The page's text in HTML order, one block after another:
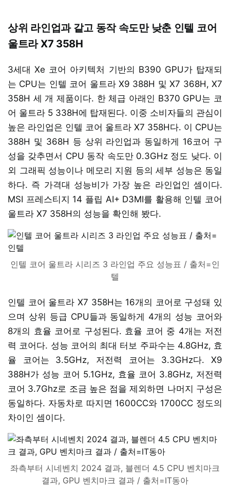
상위 라인업과 같고 동작 속도만 낮춘 인텔 코어
울트라 X7 358H
3세대 Xe 코어 아키텍처 기반의 B390 GPU가 탑재되
는 CPU는 인텔 코어 울트라 X9 388H 및 X7 368H, X7
358H 세 개 제품이다. 한 체급 아래인 B370 GPU는 코
어 울트라 5 338H에 탑재된다. 이중 소비자들의 관심이
높은 라인업은 인텔 코어 울트라 X7 358H다. 이 CPU는
388H 및 368H 등 상위 라인업과 동일하게 16코어 구
성을 갖추면서 CPU 동작 속도만 0.3GHz 정도 낮다. 이
외 그래픽 성능이나 메모리 지원 등의 세부 성능은 동일
하다. 즉 가격대 성능비가 가장 높은 라인업인 셈이다.
MSI 프레스티지 14 플립 AI+ D3MI를 활용해 인텔 코어
울트라 X7 358H의 성능을 확인해 봤다.
인텔 코어 울트라 시리즈 3 라인업 주요 성능표 / 출처=인
텔
인텔 코어 울트라 X7 358H는 16개의 코어로 구성돼 있
으며 상위 등급 CPU들과 동일하게 4개의 성능 코어와
8개의 효율 코어로 구성된다. 효율 코어 중 4개는 저전
력 코어다. 성능 코어의 최대 터보 주파수는 4.8GHz, 효
율 코어는 3.5GHz, 저전력 코어는 3.3GHz다. X9
388H가 성능 코어 5.1GHz, 효율 코어 3.8GHz, 저전력
코어 3.7Ghz로 조금 높은 점을 제외하면 나머지 구성은
동일하다. 자동차로 따지면 1600CC와 1700CC 정도의
차이인 셈이다.
좌측부터 시네벤치 2024 결과, 블렌더 4.5 CPU 벤치마크
결과, GPU 벤치마크 결과 / 출처=IT동아